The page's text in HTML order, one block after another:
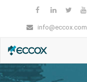
info@eccox.com